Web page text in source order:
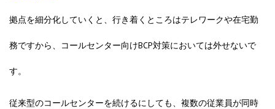
拠点を細分化していくと、行き着くところはテレワークや在宅勤
務ですから、コールセンター向けBCP対策においては外せないで
す。
従来型のコールセンターを続けるにしても、複数の従業員が同時